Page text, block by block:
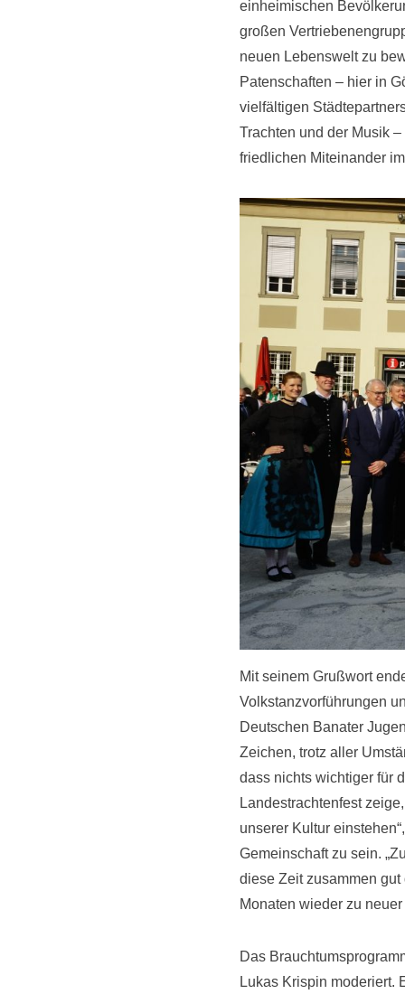
einheimischen
großen
neuen Lebenswelt zu
Patenschaften – hier in
vielfältigen
Trachten und der Musik
friedlichen Miteinander
Mit seinem Grußwort
Volkstanzvorführungen
Deutschen Banater
Zeichen, trotz aller
dass nichts wichtiger für
Landestrachtenfest
unserer Kultur
Gemeinschaft zu sein.
diese Zeit zusammen
Monaten wieder zu
Das
Lukas Krispin moderiert.